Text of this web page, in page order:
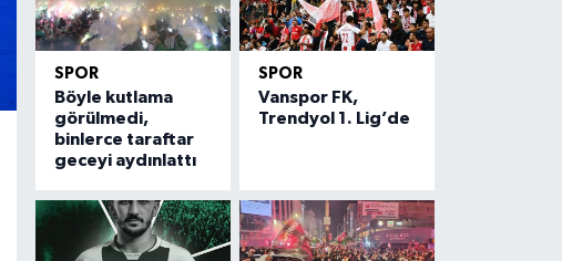
SPOR
Böyle kutlama
görülmedi,
binlerce taraftar
geceyi aydınlattı
SPOR
Vanspor FK,
Trendyol 1. Lig’de